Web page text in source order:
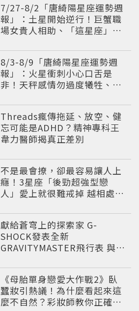
7/27-8/2「唐綺陽星座運勢週
報」：土星開始逆行！巨蟹職
場女貴人相助、「這星座」感
8/3-8/9「唐綺陽星座運勢週
報」：火星衝刺小心口舌是
非！天秤感情勿過度犧牲、
Threads瘋傳拖延、放空、健
忘可能是ADHD？精神專科王
韋力醫師揭真正差別
不是最會撩，卻最容易讓人上
癮！3星座「後勁超強型戀
人」愛上就很難戒掉 越相處越
獻給蒼穹上的探索家 G-
SHOCK發表全新
GRAVITYMASTER飛行表 與天
《母胎單身戀愛大作戰2》臥
蠶妝引熱議！為什麼看起來這
麼不自然？彩妝師教你正確畫